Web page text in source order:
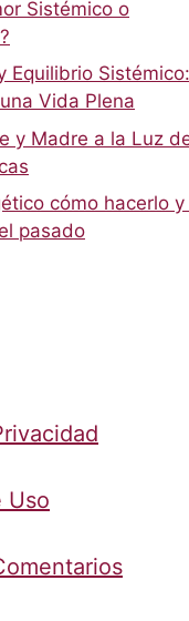
Sistémico o
Equilibrio
Vida Plena
y Madre a la Luz
cómo hacerlo
pasado
Uso